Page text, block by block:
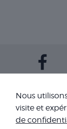
Nous
visite et
de